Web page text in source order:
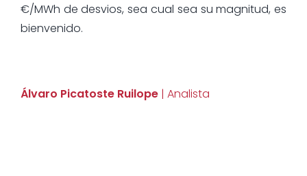
€/MWh de desvios, sea cual sea su magnitud, es
bienvenido.
Álvaro Picatoste Ruilope | Analista